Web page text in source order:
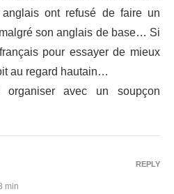
ont refusé de faire un
son anglais de base… Si
pour essayer de mieux
au regard hautain…
organiser avec un soupçon
min
REPLY